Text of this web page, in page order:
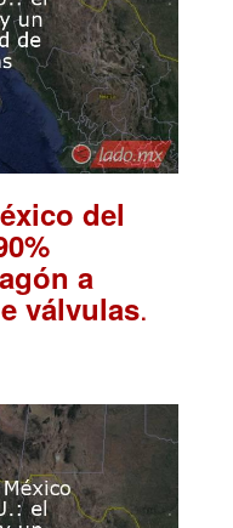
del
a
válvulas.